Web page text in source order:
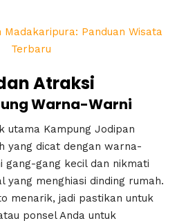
Madakaripura: Panduan Wisata
Terbaru
Atraksi
Warna-Warni
utama Kampung Jodipan
yang dicat dengan warna-
gang-gang kecil dan nikmati
yang menghiasi dinding rumah.
menarik, jadi pastikan untuk
ponsel Anda untuk